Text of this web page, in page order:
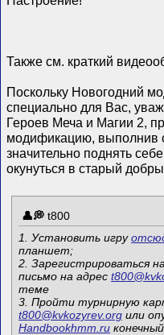
Также см. краткий
Поскольку Новогодний
специально для Вас,
Героев Меча и Магии 2,
модификацию, выполнив
значительно поднять
окунуться в старый
t800
1. Установить игру
планшет;
2. Зарегистрироваться
письмо на адрес
теме
3. Пройти турнирную
t800@kvkozyrev.org или
Handbookhmm.ru